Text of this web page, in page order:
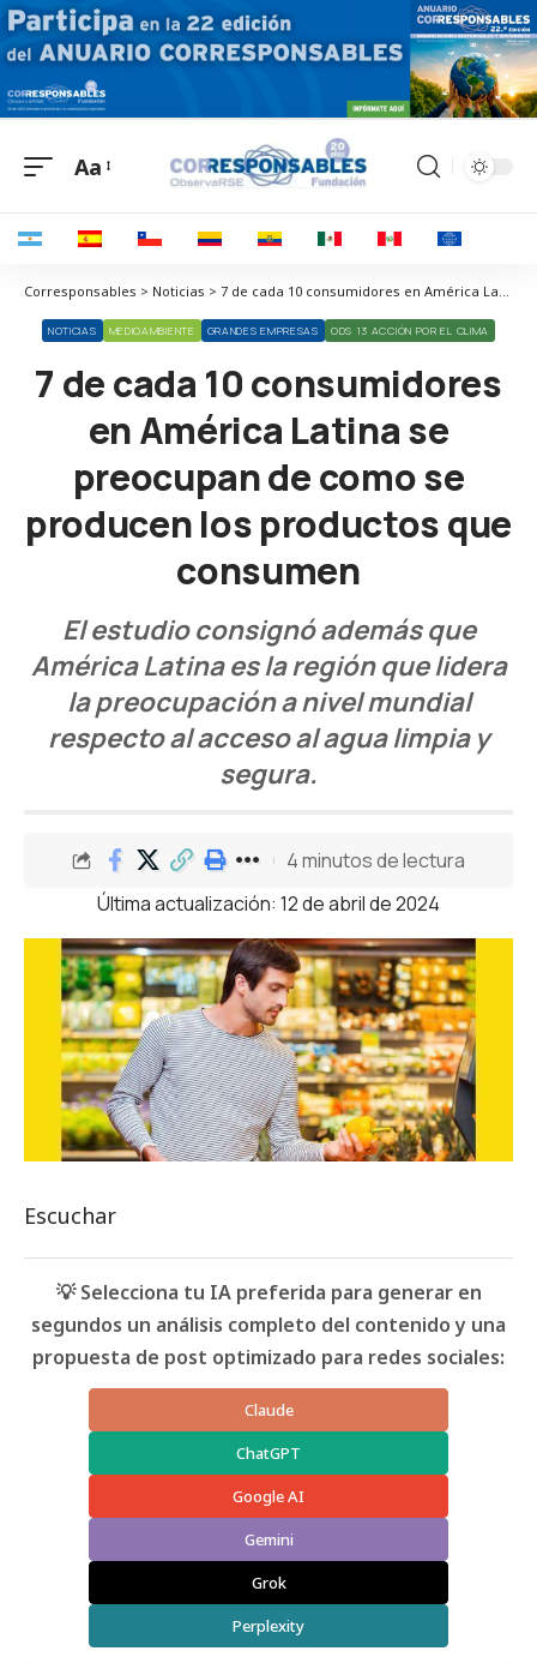
Aa
Corresponsables > Noticias > 7 de cada 10 consumidores en América Latina se preocupan de como se producen los productos que consumen
NOTICIAS MEDIOAMBIENTE GRANDES EMPRESAS ODS 13 ACCIÓN POR EL CLIMA
7 de cada 10 consumidores
en América Latina se
preocupan de como se
producen los productos que
consumen
El estudio consignó además que
América Latina es la región que lidera
la preocupación a nivel mundial
respecto al acceso al agua limpia y
segura.
Última actualización: 12 de abril de 2024
4 minutos de lectura
Escuchar
💡 Selecciona tu IA preferida para generar en
segundos un análisis completo del contenido y una
propuesta de post optimizado para redes sociales:
Claude
ChatGPT
Google AI
Gemini
Grok
Perplexity